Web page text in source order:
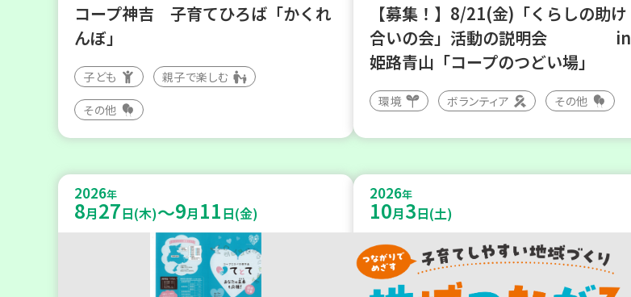
コープ神吉 子育てひろば「かくれ
んぼ」
子ども 親子で楽しむ
その他
【募集！】8/21(金)「くらしの助け
合いの会」活動の説明会 in
姫路青山「コープのつどい場」
環境 ボランティア その他
2026年
8月27日(木)～9月 11日(金)
2026年
10月3日(土)